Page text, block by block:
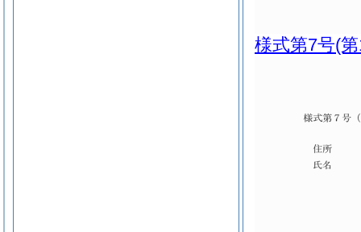
様式第7号(